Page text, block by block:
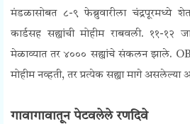
मंडळासोबत ८-९ फेब्रुवारीला चंद्रपूरमध्ये
कार्डसह सह्यांची मोहीम राबवली. ११-१२
मेळाव्यात तर ४००० सह्यांचे संकलन झाले.
मोहीम नव्हती, तर प्रत्येक सह्या मागे असलेल्या
गावागावातून पेटवलेले रणदिवे